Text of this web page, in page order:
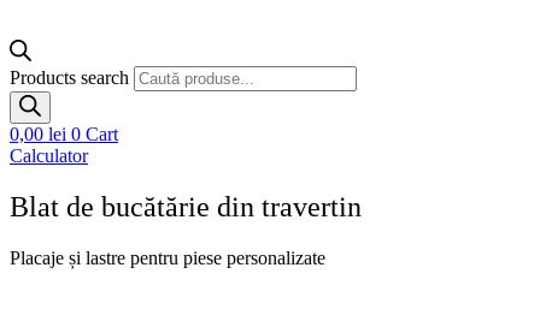
Products search
0,00 lei 0 Cart
Calculator
Blat de bucătărie din travertin
Placaje și lastre pentru piese personalizate